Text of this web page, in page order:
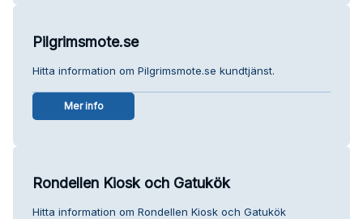
Pilgrimsmote.se
Hitta information om Pilgrimsmote.se kundtjänst.
Mer info
Rondellen Kiosk och Gatukök
Hitta information om Rondellen Kiosk och Gatukök